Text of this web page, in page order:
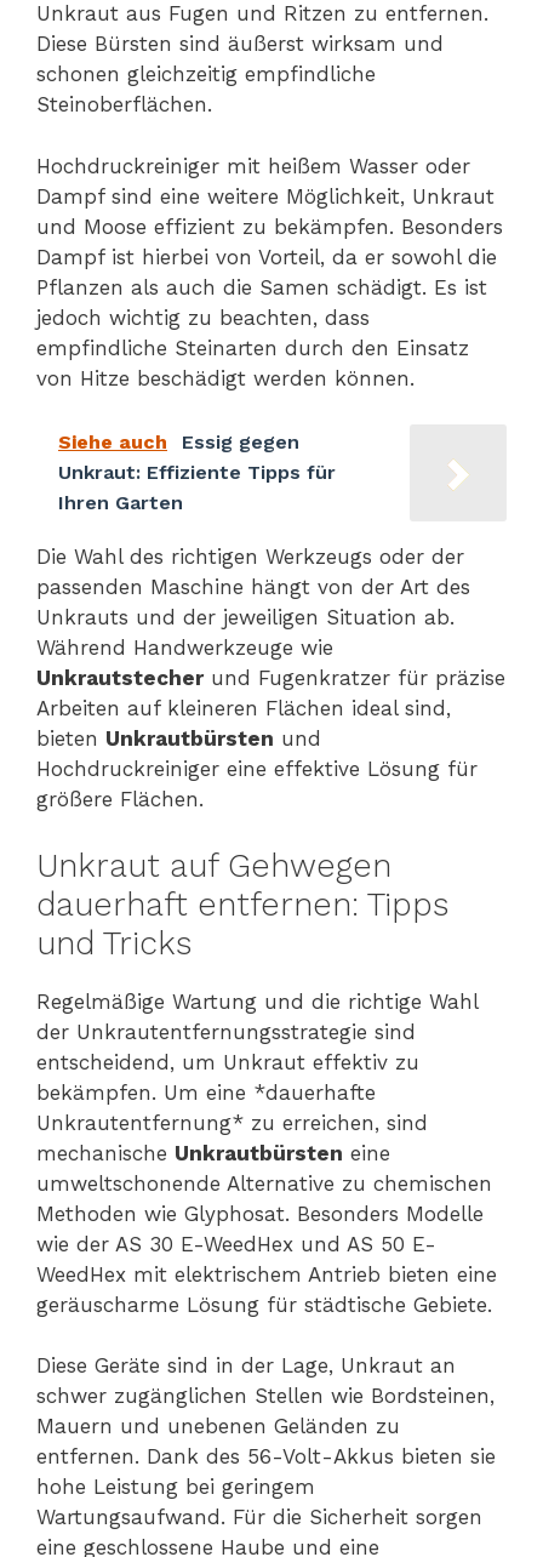
Unkraut aus Fugen und Ritzen zu entfernen.
Diese Bürsten sind äußerst wirksam und
schonen gleichzeitig empfindliche
Steinoberflächen.
Hochdruckreiniger mit heißem Wasser oder
Dampf sind eine weitere Möglichkeit, Unkraut
und Moose effizient zu bekämpfen. Besonders
Dampf ist hierbei von Vorteil, da er sowohl die
Pflanzen als auch die Samen schädigt. Es ist
jedoch wichtig zu beachten, dass
empfindliche Steinarten durch den Einsatz
von Hitze beschädigt werden können.
Siehe auch
Essig gegen
Unkraut: Effiziente Tipps für
Ihren Garten
Die Wahl des richtigen Werkzeugs oder der
passenden Maschine hängt von der Art des
Unkrauts und der jeweiligen Situation ab.
Während Handwerkzeuge wie
Unkrautstecherund Fugenkratzer für präzise
Arbeiten auf kleineren Flächen ideal sind,
bieten Unkrautbürsten und
Hochdruckreiniger eine effektive Lösung für
größere Flächen.
Unkraut auf Gehwegen
dauerhaft entfernen: Tipps
und Tricks
Regelmäßige Wartung und die richtige Wahl
der Unkrautentfernungsstrategie sind
entscheidend, um Unkraut effektiv zu
bekämpfen. Um eine *dauerhafte
Unkrautentfernung* zu erreichen, sind
mechanische Unkrautbürsten eine
umweltschonende Alternative zu chemischen
Methoden wie Glyphosat. Besonders Modelle
wie der AS 30 E-WeedHex und AS 50 E-
WeedHex mit elektrischem Antrieb bieten eine
geräuscharme Lösung für städtische Gebiete.
Diese Geräte sind in der Lage, Unkraut an
schwer zugänglichen Stellen wie Bordsteinen,
Mauern und unebenen Geländen zu
entfernen. Dank des 56-Volt-Akkus bieten sie
hohe Leistung bei geringem
Wartungsaufwand. Für die Sicherheit sorgen
eine geschlossene Haube und eine